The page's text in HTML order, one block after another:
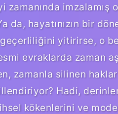
zamanında imzalamış
da, hayatınızın bir
yitirirse, o
evraklarda zaman
zamanla silinen
Hadi,
kökenlerini ve